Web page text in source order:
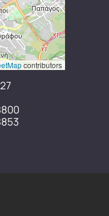
contributors